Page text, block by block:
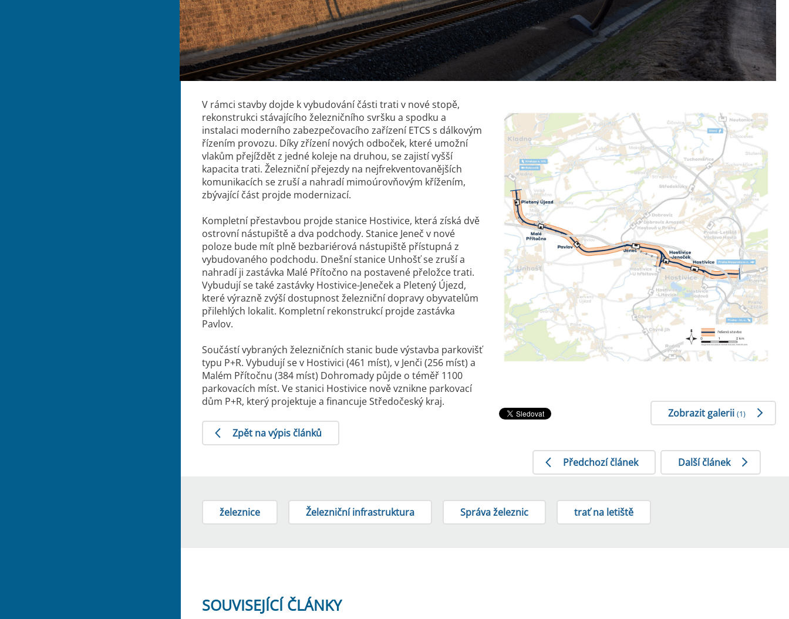
Zobrazit galerii (1)
V rámci stavby dojde k vybudování části trati v nové stopě,
rekonstrukci stávajícího železničního svršku a spodku a
instalaci moderního zabezpečovacího zařízení ETCS s dálkovým
řízením provozu. Díky zřízení nových odboček, které umožní
vlakům přejíždět z jedné koleje na druhou, se zajistí vyšší
kapacita trati. Železniční přejezdy na nejfrekventovanějších
komunikacích se zruší a nahradí mimoúrovňovým křížením,
zbývající část projde modernizací.
Kompletní přestavbou projde stanice Hostivice, která získá dvě
ostrovní nástupiště a dva podchody. Stanice Jeneč v nové
poloze bude mít plně bezbariérová nástupiště přístupná z
vybudovaného podchodu. Dnešní stanice Unhošť se zruší a
nahradí ji zastávka Malé Přítočno na postavené přeložce trati.
Vybudují se také zastávky Hostivice-Jeneček a Pletený Újezd,
které výrazně zvýší dostupnost železniční dopravy obyvatelům
přilehlých lokalit. Kompletní rekonstrukcí projde zastávka
Pavlov.
Součástí vybraných železničních stanic bude výstavba parkovišť
typu P+R. Vybudují se v Hostivici (461 míst), v Jenči (256 míst) a
Malém Přítočnu (384 míst) Dohromady půjde o téměř 1100
parkovacích míst. Ve stanici Hostivice nově vznikne parkovací
dům P+R, který projektuje a financuje Středočeský kraj.
Zpět na výpis článků
Předchozí článek Další článek
železnice Železniční infrastruktura Správa železnic trať na letiště
SOUVISEJÍCÍ ČLÁNKY